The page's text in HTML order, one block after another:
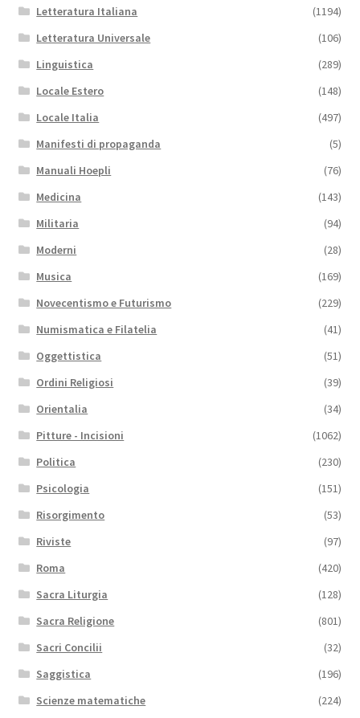
Letteratura Italiana
(1194)
Letteratura Universale
(106)
Linguistica
(289)
Locale Estero
(148)
Locale Italia
(497)
Manifesti di propaganda
(5)
Manuali Hoepli
(76)
Medicina
(143)
Militaria
(94)
Moderni
(28)
Musica
(169)
Novecentismo e Futurismo
(229)
Numismatica e Filatelia
(41)
Oggettistica
(51)
Ordini Religiosi
(39)
Orientalia
(34)
Pitture - Incisioni
(1062)
Politica
(230)
Psicologia
(151)
Risorgimento
(53)
Riviste
(97)
Roma
(420)
Sacra Liturgia
(128)
Sacra Religione
(801)
Sacri Concilii
(32)
Saggistica
(196)
Scienze matematiche
(224)